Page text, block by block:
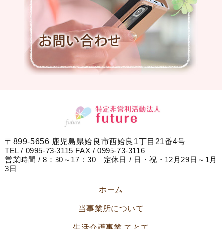
〒899-5656 鹿児島県姶良市西姶良1丁目21番4号
TEL / 0995-73-3115 FAX / 0995-73-3116
営業時間 / 8：30～17：30 定休日 / 日・祝・12月29日～1月
3日
ホーム
当事業所について
生活介護事業 てとて